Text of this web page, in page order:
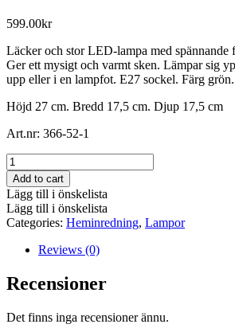
599.00kr
Läcker och stor LED-lampa med spännande
Ger ett mysigt och varmt sken. Lämpar sig
upp eller i en lampfot. E27 sockel. Färg grön.
Höjd 27 cm. Bredd 17,5 cm. Djup 17,5 cm
Art.nr: 366-52-1
LED-
lampa
quantity
Add to cart
Lägg till i önskelista
Lägg till i önskelista
Categories: Heminredning, Lampor
Reviews (0)
Recensioner
Det finns inga recensioner ännu.